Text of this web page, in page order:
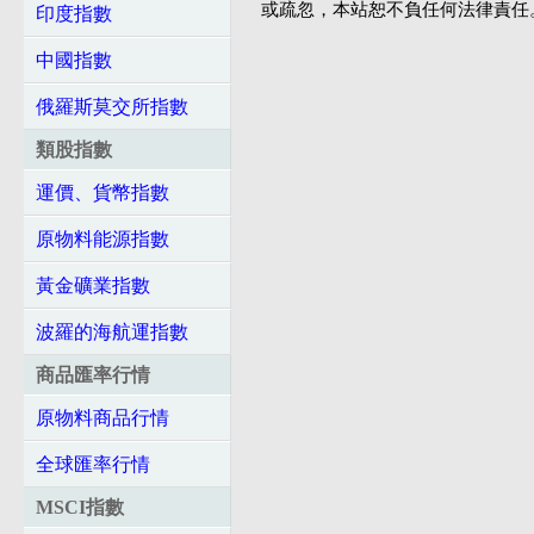
印度指數
中國指數
俄羅斯莫交所指數
類股指數
運價、貨幣指數
原物料能源指數
黃金礦業指數
波羅的海航運指數
商品匯率行情
原物料商品行情
全球匯率行情
MSCI指數
或疏忽，本站恕不負任何法律責任